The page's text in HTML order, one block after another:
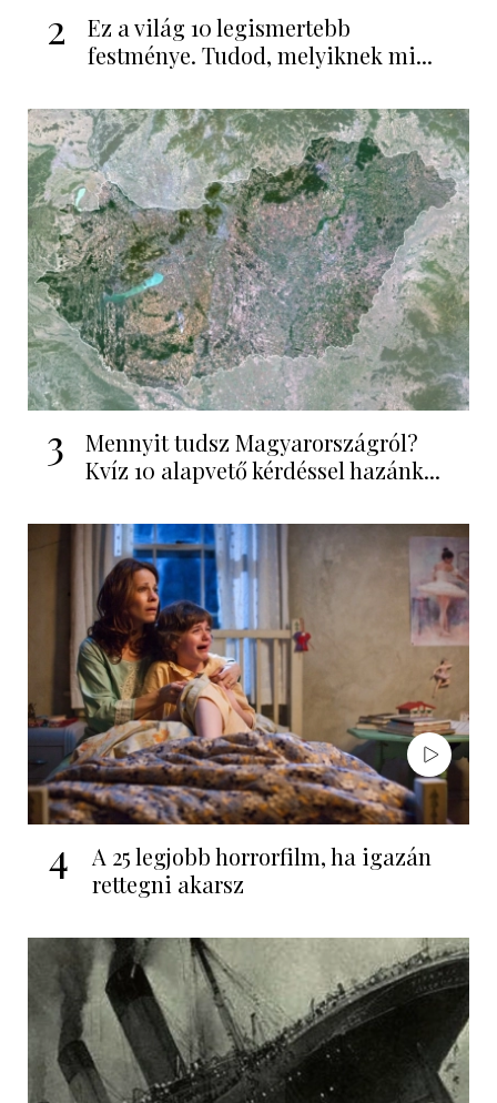
2
Ez a világ 10 legismertebb
festménye. Tudod, melyiknek mi...
3
Mennyit tudsz Magyarországról?
Kvíz 10 alapvető kérdéssel hazánk...
4
A 25 legjobb horrorfilm, ha igazán
rettegni akarsz